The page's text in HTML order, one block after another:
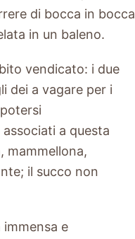
di bocca in bocca
in un baleno.
vendicato: i due
dei a vagare per i
a questa
mammellona,
il succo non
e